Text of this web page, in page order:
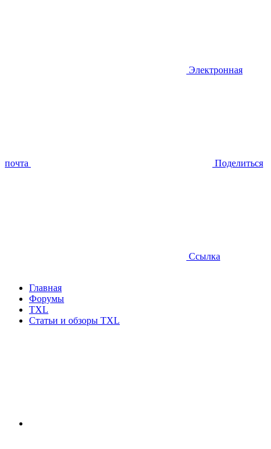
Электронная
почта Поделиться
Ссылка
Главная
Форумы
TXL
Статьи и обзоры TXL